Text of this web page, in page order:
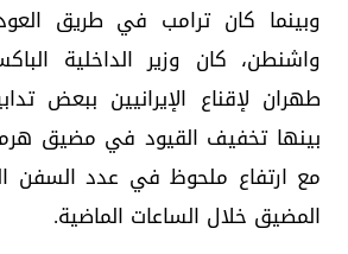
وبينما كان ترامب في طريق
واشنطن، كان وزير الداخلية
طهران لإقناع الإيرانيين ببعض
بينها تخفيف القيود في مضيق
مع ارتفاع ملحوظ في عدد السفن
المضيق خلال الساعات الماضية.